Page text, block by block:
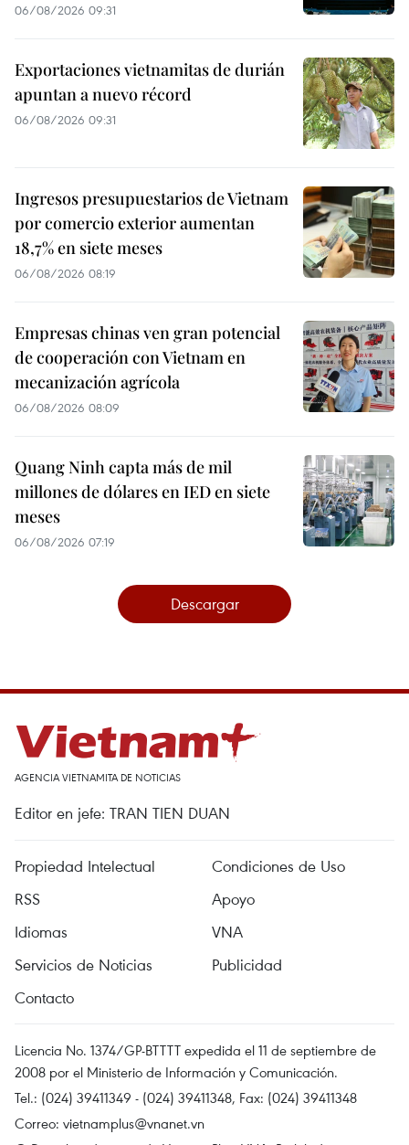
06/08/2026 09:31
Exportaciones vietnamitas de durián
apuntan a nuevo récord
06/08/2026 09:31
Ingresos presupuestarios de Vietnam
por comercio exterior aumentan
18,7% en siete meses
06/08/2026 08:19
Empresas chinas ven gran potencial
de cooperación con Vietnam en
mecanización agrícola
06/08/2026 08:09
Quang Ninh capta más de mil
millones de dólares en IED en siete
meses
06/08/2026 07:19
Descargar
AGENCIA VIETNAMITA DE NOTICIAS
Editor en jefe: TRAN TIEN DUAN
Propiedad Intelectual
Condiciones de Uso
RSS
Apoyo
Idiomas
VNA
Servicios de Noticias
Publicidad
Contacto
Licencia No. 1374/GP-BTTTT expedida el 11 de septiembre de
2008 por el Ministerio de Información y Comunicación.
Tel.: (024) 39411349 - (024) 39411348, Fax: (024) 39411348
Correo: vietnamplus@vnanet.vn